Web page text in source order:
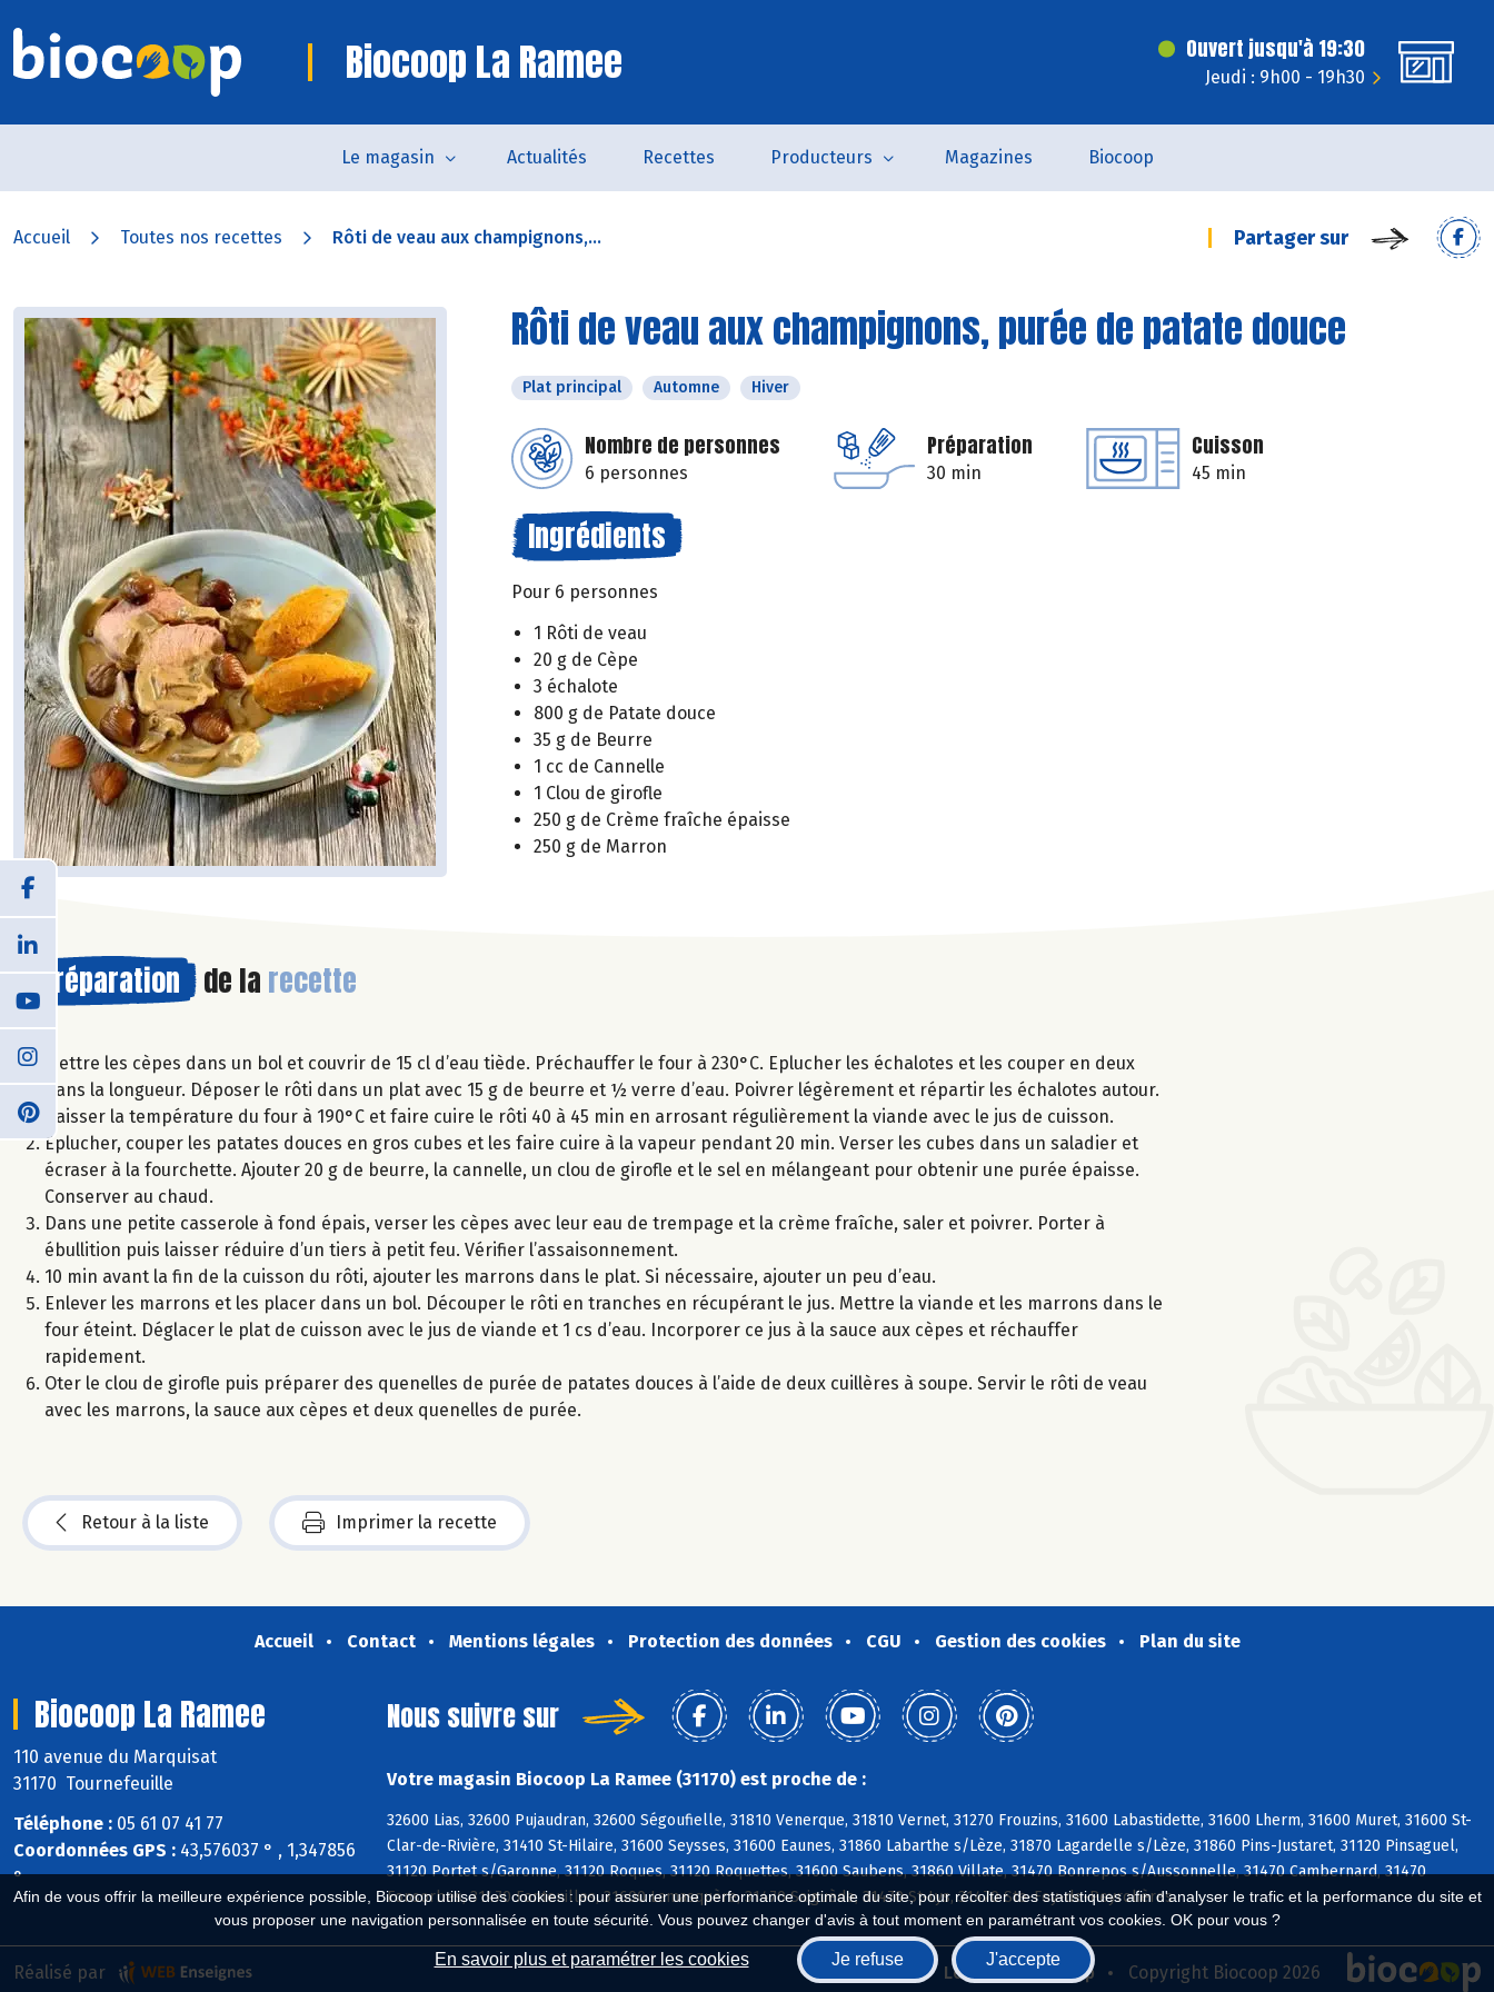
Afin de vous offrir la meilleure expérience possible, Biocoop utilise des cookies : pour assurer une performance optimale du site, pour récolter des statistiques afin d'analyser le trafic et la performance du site et
vous proposer une navigation personnalisée en toute sécurité. Vous pouvez changer d'avis à tout moment en paramétrant vos cookies. OK pour vous ?
En savoir plus et paramétrer les cookies Je refuse J'accepte
Biocoop La Ramee Ouvert jusqu'à 19:30
Jeudi : 9h00 - 19h30
Le magasin Actualités Recettes Producteurs Magazines Biocoop
Accueil Toutes nos recettes Rôti de veau aux champignons,... Partager sur
Rôti de veau aux champignons, purée de patate douce
Plat principal Automne Hiver
Nombre de personnes
6 personnes
Préparation
30 min
Cuisson
45 min
Ingrédients
Pour 6 personnes
1 Rôti de veau
20 g de Cèpe
3 échalote
800 g de Patate douce
35 g de Beurre
1 cc de Cannelle
1 Clou de girofle
250 g de Crème fraîche épaisse
250 g de Marron
Préparation de la recette
Mettre les cèpes dans un bol et couvrir de 15 cl d’eau tiède. Préchauffer le four à 230°C. Eplucher les échalotes et les couper en deux
dans la longueur. Déposer le rôti dans un plat avec 15 g de beurre et ½ verre d’eau. Poivrer légèrement et répartir les échalotes autour.
Baisser la température du four à 190°C et faire cuire le rôti 40 à 45 min en arrosant régulièrement la viande avec le jus de cuisson.
Eplucher, couper les patates douces en gros cubes et les faire cuire à la vapeur pendant 20 min. Verser les cubes dans un saladier et
écraser à la fourchette. Ajouter 20 g de beurre, la cannelle, un clou de girofle et le sel en mélangeant pour obtenir une purée épaisse.
Conserver au chaud.
Dans une petite casserole à fond épais, verser les cèpes avec leur eau de trempage et la crème fraîche, saler et poivrer. Porter à
ébullition puis laisser réduire d’un tiers à petit feu. Vérifier l’assaisonnement.
10 min avant la fin de la cuisson du rôti, ajouter les marrons dans le plat. Si nécessaire, ajouter un peu d’eau.
Enlever les marrons et les placer dans un bol. Découper le rôti en tranches en récupérant le jus. Mettre la viande et les marrons dans le
four éteint. Déglacer le plat de cuisson avec le jus de viande et 1 cs d’eau. Incorporer ce jus à la sauce aux cèpes et réchauffer
rapidement.
Oter le clou de girofle puis préparer des quenelles de purée de patates douces à l’aide de deux cuillères à soupe. Servir le rôti de veau
avec les marrons, la sauce aux cèpes et deux quenelles de purée.
Retour à la liste Imprimer la recette
Accueil Contact Mentions légales Protection des données CGU Gestion des cookies Plan du site
Biocoop La Ramee
110 avenue du Marquisat
31170 Tournefeuille
Téléphone : 05 61 07 41 77
Coordonnées GPS : 43,576037 ° , 1,347856
°
Nous suivre sur
Votre magasin Biocoop La Ramee (31170) est proche de :
32600 Lias, 32600 Pujaudran, 32600 Ségoufielle, 31810 Venerque, 31810 Vernet, 31270 Frouzins, 31600 Labastidette, 31600 Lherm, 31600 Muret, 31600 St-
Clar-de-Rivière, 31410 St-Hilaire, 31600 Seysses, 31600 Eaunes, 31860 Labarthe s/Lèze, 31870 Lagardelle s/Lèze, 31860 Pins-Justaret, 31120 Pinsaguel,
31120 Portet s/Garonne, 31120 Roques, 31120 Roquettes, 31600 Saubens, 31860 Villate, 31470 Bonrepos s/Aussonnelle, 31470 Cambernard, 31470
Fonsorbes, 31470 Fontenilles, 31600 Lamasquère, 31470 Saiguède, 31470 St-Lys, 31470 Ste-Foy-de-Peyrolières
Biocoop.fr Le réseau Biocoop Copyright Biocoop 2026
Réalisé par